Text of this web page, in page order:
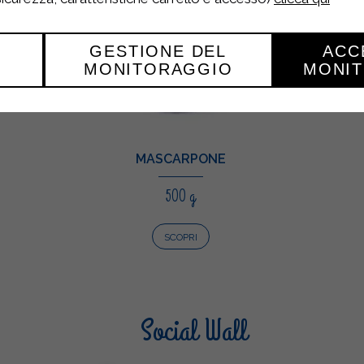
MASCARPONE
500 g
SCOPRI
Social Wall
GESTIONE DEL
MONITORAGGIO